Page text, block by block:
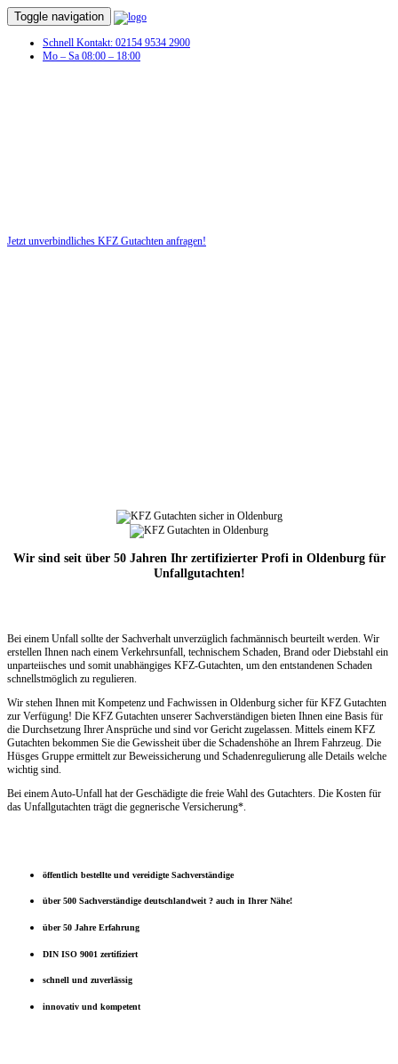
Toggle navigation
Schnell Kontakt: 02154 9534 2900
Mo – Sa 08:00 – 18:00
Jetzt unverbindliches KFZ Gutachten anfragen!
Wir sind seit über 50 Jahren Ihr zertifizierter Profi in Oldenburg für
Unfallgutachten!
Bei einem Unfall sollte der Sachverhalt unverzüglich fachmännisch beurteilt werden. Wir
erstellen Ihnen nach einem Verkehrsunfall, technischem Schaden, Brand oder Diebstahl ein
unparteiisches und somit unabhängiges KFZ-Gutachten, um den entstandenen Schaden
schnellstmöglich zu regulieren.
Wir stehen Ihnen mit Kompetenz und Fachwissen in Oldenburg sicher für KFZ Gutachten
zur Verfügung! Die KFZ Gutachten unserer Sachverständigen bieten Ihnen eine Basis für
die Durchsetzung Ihrer Ansprüche und sind vor Gericht zugelassen. Mittels einem KFZ
Gutachten bekommen Sie die Gewissheit über die Schadenshöhe an Ihrem Fahrzeug. Die
Hüsges Gruppe ermittelt zur Beweissicherung und Schadenregulierung alle Details welche
wichtig sind.
Bei einem Auto-Unfall hat der Geschädigte die freie Wahl des Gutachters. Die Kosten für
das Unfallgutachten trägt die gegnerische Versicherung*.
öffentlich bestellte und vereidigte Sachverständige
über 500 Sachverständige deutschlandweit ? auch in Ihrer Nähe!
über 50 Jahre Erfahrung
DIN ISO 9001 zertifiziert
schnell und zuverlässig
innovativ und kompetent